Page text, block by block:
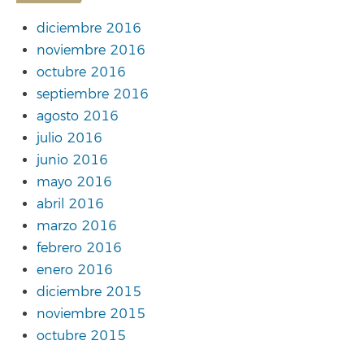
diciembre 2016
noviembre 2016
octubre 2016
septiembre 2016
agosto 2016
julio 2016
junio 2016
mayo 2016
abril 2016
marzo 2016
febrero 2016
enero 2016
diciembre 2015
noviembre 2015
octubre 2015